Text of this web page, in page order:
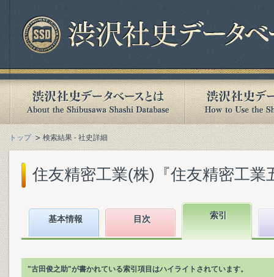
トップ 検索結果 - 社史詳細
住友精密工業(株)『住友精密工業
基本情報 目次 索引
"古田俊之助"が書かれている索引項目はハイライトされています。